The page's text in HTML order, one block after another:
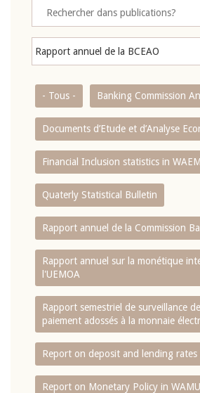
- Tous - Banking Commission
Documents d’Etude et d’Analyse
Financial Inclusion statistics in
Quaterly Statistical Bulletin
Rapport annuel de la Commission
Rapport annuel sur la monétique
l'UEMOA
Rapport semestriel de surveillance
paiement adossés à la monnaie
Report on deposit and lending rates
Report on Monetary Policy in WAMU